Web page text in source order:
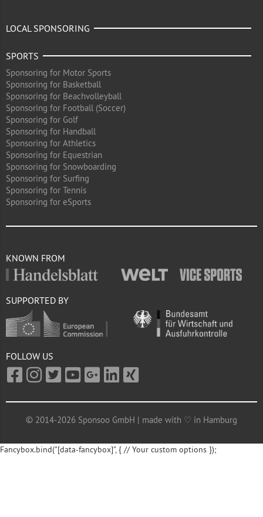
LOCAL SPONSORING
SPORTS
Sponsoring for Motor Sports
Sponsoring for Basketball
Sponsoring for Beachvolleyball
Sponsoring for Football (Soccer)
Sponsoring for Golf
Sponsoring for Handball
Sponsoring for Athletics
Sponsoring for Equestrian
Sponsoring for Snowboarding
Sponsoring for Surfing
Sponsoring for Tennis
Sponsoring for eSports
KNOWN FROM
SUPPORTED BY
FOLLOW US
© 2014-2026 Sponsoo GmbH | made with ♡ in Hamburg
Fancybox.bind("[data-fancybox]", { // Your custom options });